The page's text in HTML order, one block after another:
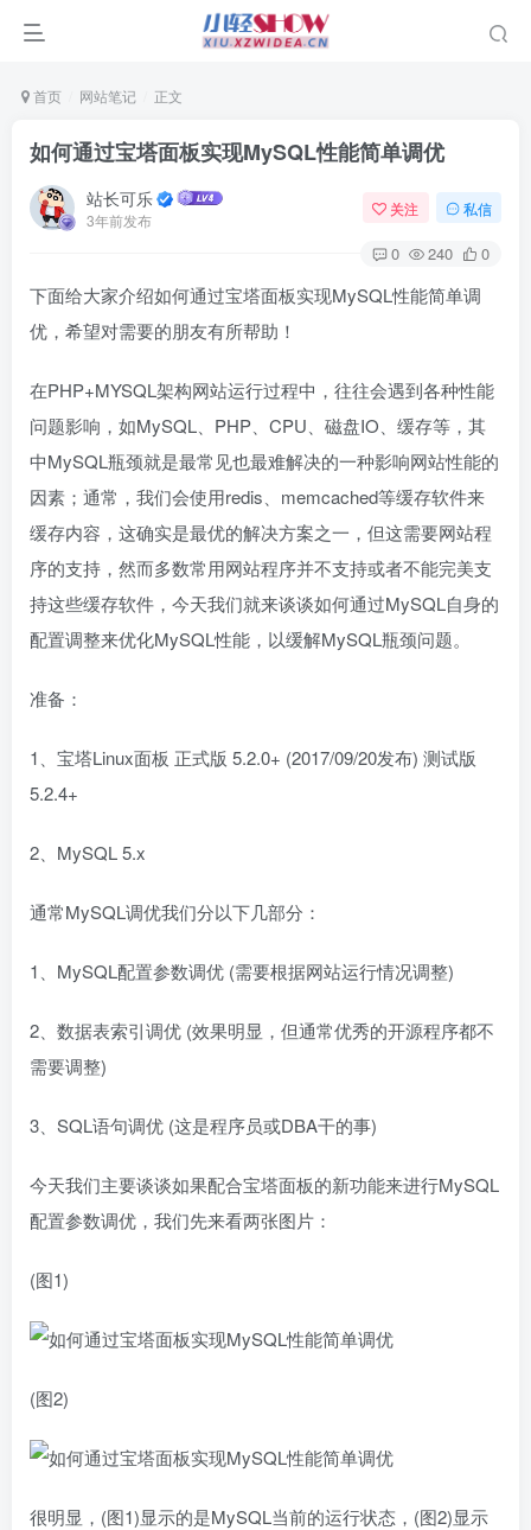
首页 网站笔记 正文
如何通过宝塔面板实现MySQL性能简单调优
站长可乐
3年前发布
关注 私信
0 240 0
下面给大家介绍如何通过宝塔面板实现MySQL性能简单调
优，希望对需要的朋友有所帮助！
在PHP+MYSQL架构网站运行过程中，往往会遇到各种性能
问题影响，如MySQL、PHP、CPU、磁盘IO、缓存等，其
中MySQL瓶颈就是最常见也最难解决的一种影响网站性能的
因素；通常，我们会使用redis、memcached等缓存软件来
缓存内容，这确实是最优的解决方案之一，但这需要网站程
序的支持，然而多数常用网站程序并不支持或者不能完美支
持这些缓存软件，今天我们就来谈谈如何通过MySQL自身的
配置调整来优化MySQL性能，以缓解MySQL瓶颈问题。
准备：
1、宝塔Linux面板 正式版 5.2.0+ (2017/09/20发布) 测试版
5.2.4+
2、MySQL 5.x
通常MySQL调优我们分以下几部分：
1、MySQL配置参数调优 (需要根据网站运行情况调整)
2、数据表索引调优 (效果明显，但通常优秀的开源程序都不
需要调整)
3、SQL语句调优 (这是程序员或DBA干的事)
今天我们主要谈谈如果配合宝塔面板的新功能来进行MySQL
配置参数调优，我们先来看两张图片：
(图1)
(图2)
很明显，(图1)显示的是MySQL当前的运行状态，(图2)显示